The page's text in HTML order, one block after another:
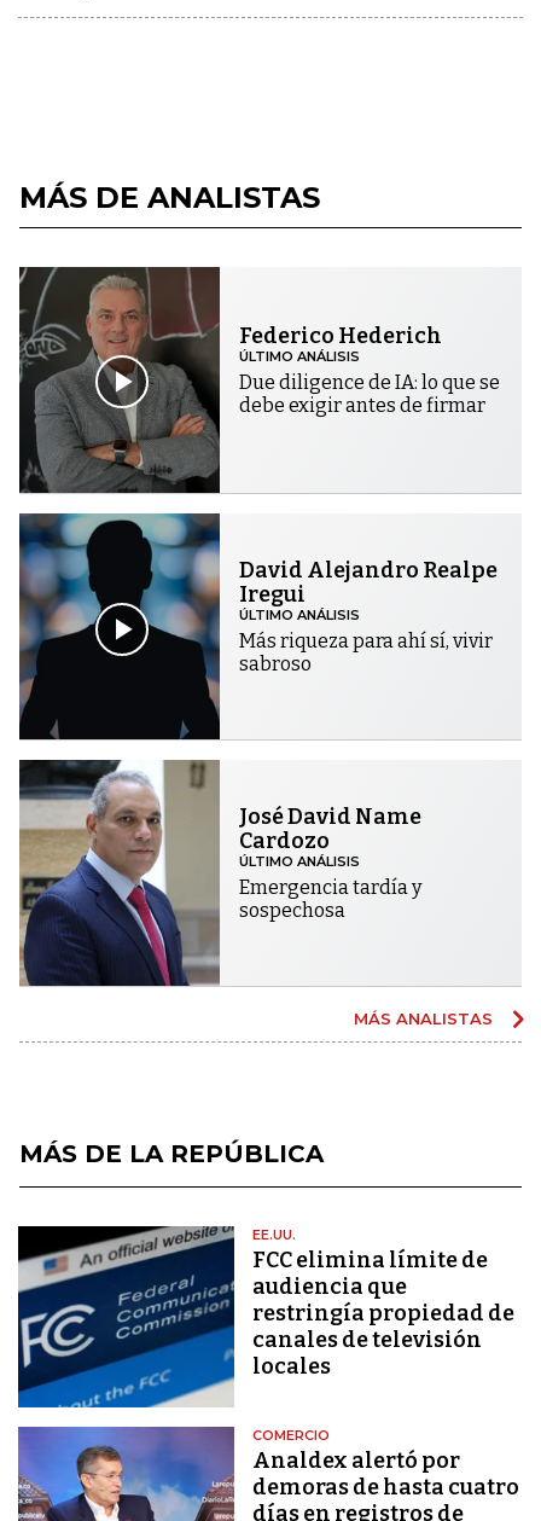
MÁS DE ANALISTAS
Federico Hederich
ÚLTIMO ANÁLISIS
Due diligence de IA: lo que se
debe exigir antes de firmar
David Alejandro Realpe
Iregui
ÚLTIMO ANÁLISIS
Más riqueza para ahí sí, vivir
sabroso
José David Name
Cardozo
ÚLTIMO ANÁLISIS
Emergencia tardía y
sospechosa
MÁS ANALISTAS
MÁS DE LA REPÚBLICA
EE.UU.
FCC elimina límite de
audiencia que
restringía propiedad de
canales de televisión
locales
COMERCIO
Analdex alertó por
demoras de hasta cuatro
días en registros de